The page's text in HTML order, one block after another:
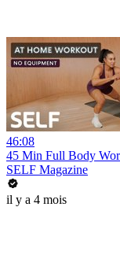
46:08
45 Min Full Body
SELF Magazine
il y a 4 mois